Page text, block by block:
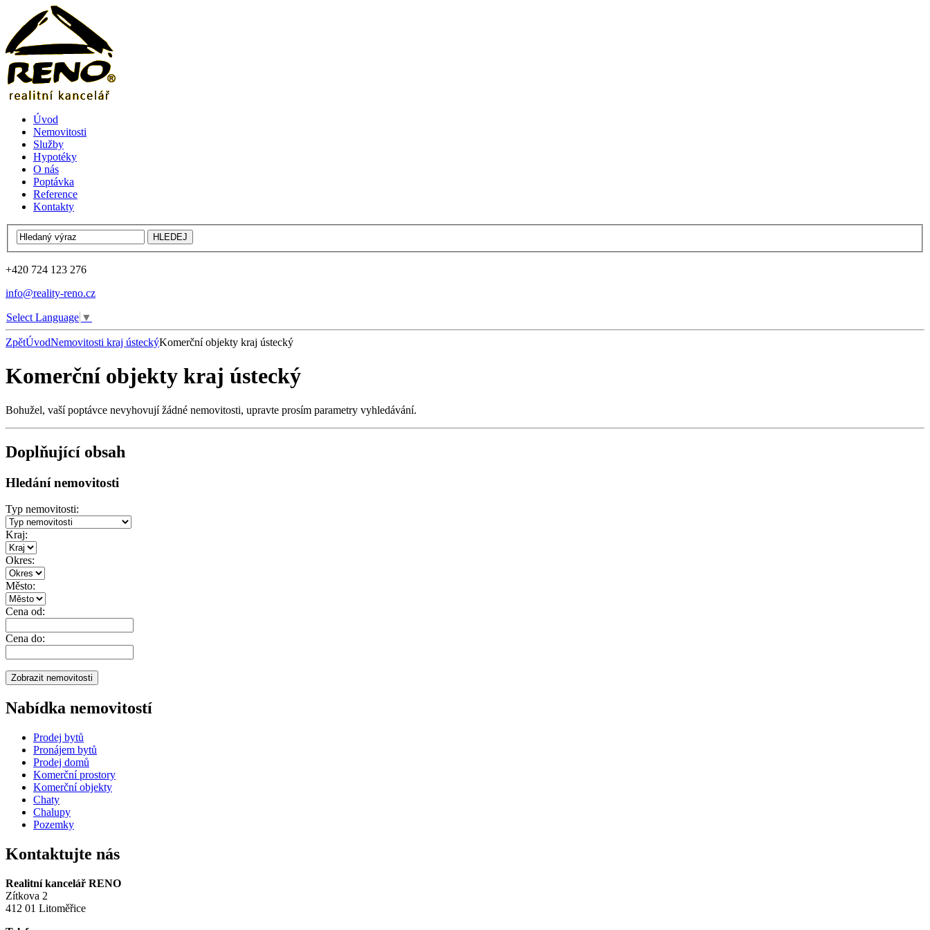
Úvod
Nemovitosti
Služby
Hypotéky
O nás
Poptávka
Reference
Kontakty
+420 724 123 276
info@reality-reno.cz
Select Language ▼
ZpětÚvodNemovitosti kraj ústeckýKomerční objekty kraj ústecký
Komerční objekty kraj ústecký
Bohužel, vaší poptávce nevyhovují žádné nemovitosti, upravte prosím parametry vyhledávání.
Doplňující obsah
Hledání nemovitosti
Typ nemovitosti:
Kraj:
Okres:
Město:
Cena od:
Cena do:
Nabídka nemovitostí
Prodej bytů
Pronájem bytů
Prodej domů
Komerční prostory
Komerční objekty
Chaty
Chalupy
Pozemky
Kontaktujte nás
Realitní kancelář RENO
Zítkova 2
412 01 Litoměřice